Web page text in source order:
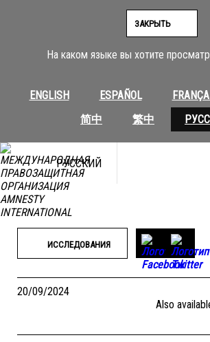
На каком языке вы хотите
ENGLISH ESPAÑOL
简中
繁中
ЗАКРЫТЬ
РУССКИЙ
ИССЛЕДОВАНИЯ
20/09/2024
Also